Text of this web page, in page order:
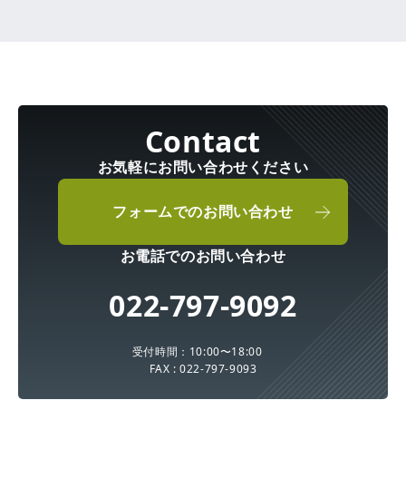
お気軽にお問い合わせください
フォームでのお問い合わせ
お電話でのお問い合わせ
022-797-9092
受付時間：10:00〜18:00
FAX : 022-797-9093